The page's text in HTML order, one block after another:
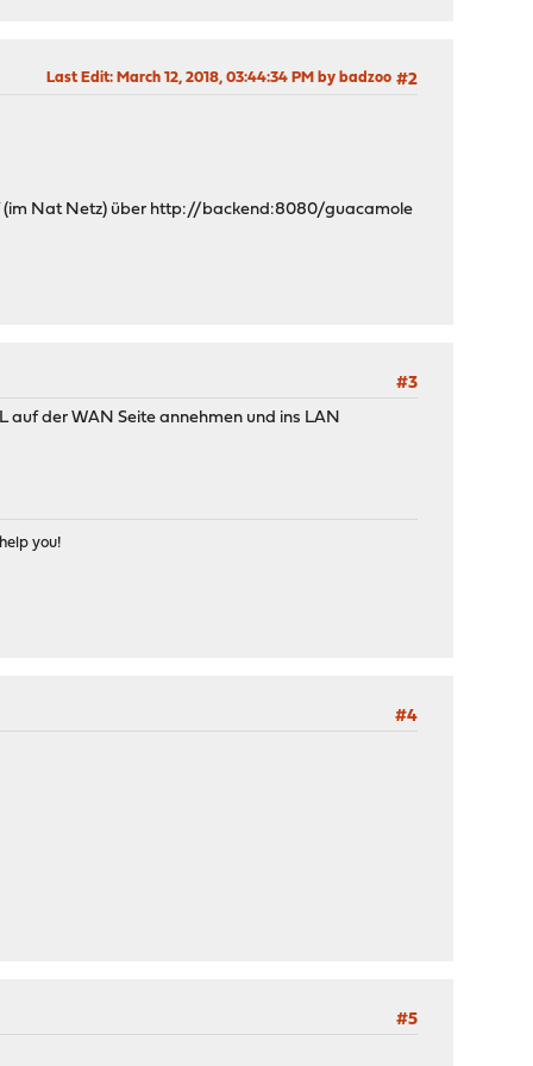
#2
Last Edit: March 12, 2018, 03:44:34 PM by badzoo
Nat Netz) über http://backend:8080/guacamole
#3
auf der WAN Seite annehmen und ins LAN
you!
#4
#5